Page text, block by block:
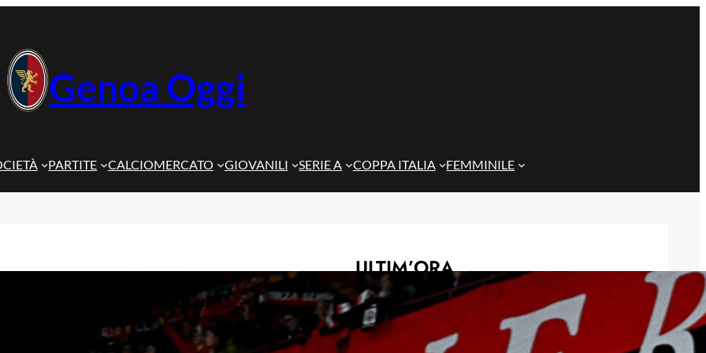
Genoa Oggi
PARTITE CALCIOMERCATO GIOVANILI SERIE A COPPA ITALIA FEMMINILE
ULTIM’ORA
Corsa a tre per Piccoli, il Bologna
prova a superare il Genoa con
un’offerta definitiva